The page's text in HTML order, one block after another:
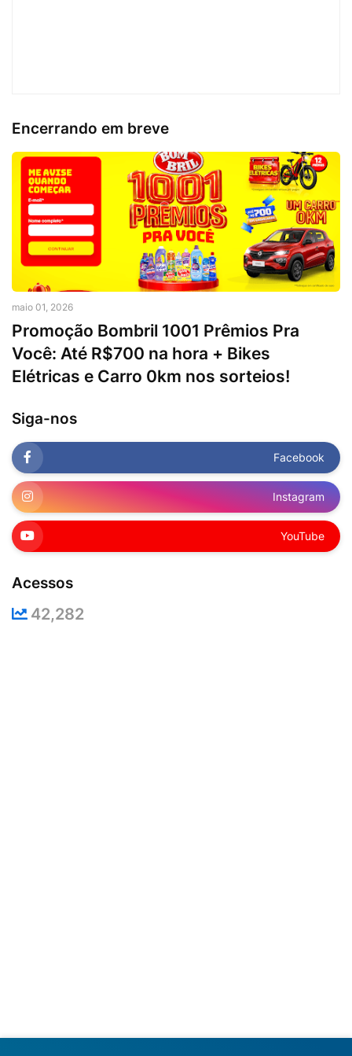
Encerrando em breve
maio 01, 2026
Promoção Bombril 1001 Prêmios Pra
Você: Até R$700 na hora + Bikes
Elétricas e Carro 0km nos sorteios!
Siga-nos
Facebook
Instagram
YouTube
Acessos
42,282